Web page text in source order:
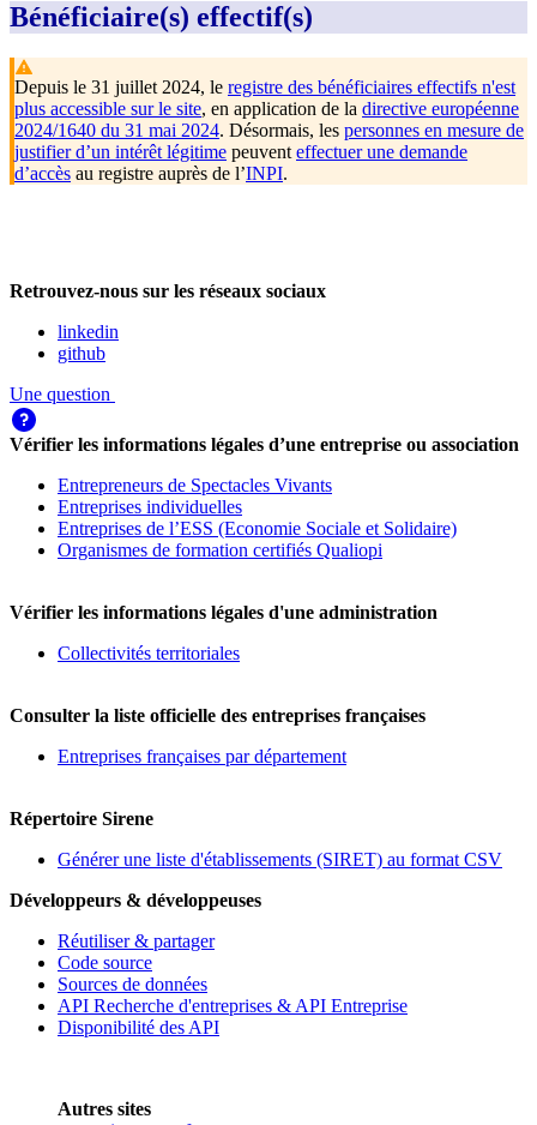
Bénéficiaire(s) effectif(s)
Depuis le 31 juillet 2024, le registre des bénéficiaires effectifs n'est
plus accessible sur le site, en application de la directive européenne
2024/1640 du 31 mai 2024. Désormais, les personnes en mesure de
justifier d’un intérêt légitime peuvent effectuer une demande
d’accès au registre auprès de l’INPI.
Retrouvez-nous sur les réseaux sociaux
linkedin
github
Une question
Vérifier les informations légales d’une entreprise ou association
Entrepreneurs de Spectacles Vivants
Entreprises individuelles
Entreprises de l’ESS (Economie Sociale et Solidaire)
Organismes de formation certifiés Qualiopi
Vérifier les informations légales d'une administration
Collectivités territoriales
Consulter la liste officielle des entreprises françaises
Entreprises françaises par département
Répertoire Sirene
Générer une liste d'établissements (SIRET) au format CSV
Développeurs & développeuses
Réutiliser & partager
Code source
Sources de données
API Recherche d'entreprises & API Entreprise
Disponibilité des API
Autres sites